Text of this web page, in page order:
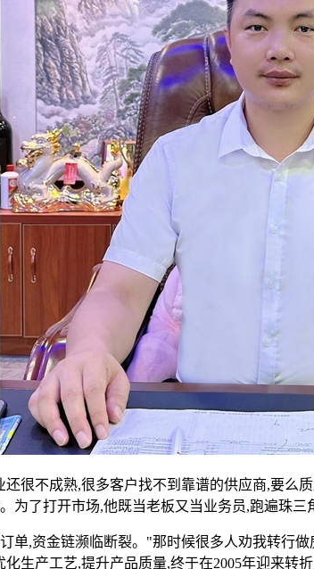
很不成熟,很多客户找不到靠谱的供应商,要
为了打开市场,他既当老板又当业务员,跑遍珠三
单,资金链濒临断裂。"那时候很多人劝我转行
生产工艺,提升产品质量,终于在2005年迎来转